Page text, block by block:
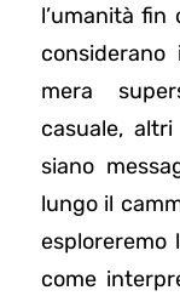
l’umanità
mera
casuale,
siano
lungo il
esploreremo
come